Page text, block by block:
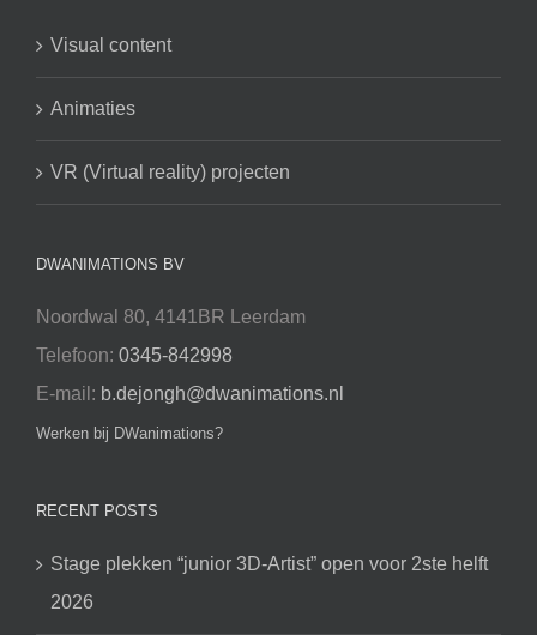
Visual content
Animaties
VR (Virtual reality) projecten
DWANIMATIONS BV
Noordwal 80, 4141BR Leerdam
Telefoon: 0345-842998
E-mail: b.dejongh@dwanimations.nl
Werken bij DWanimations?
RECENT POSTS
Stage plekken “junior 3D-Artist” open voor 2ste helft
2026